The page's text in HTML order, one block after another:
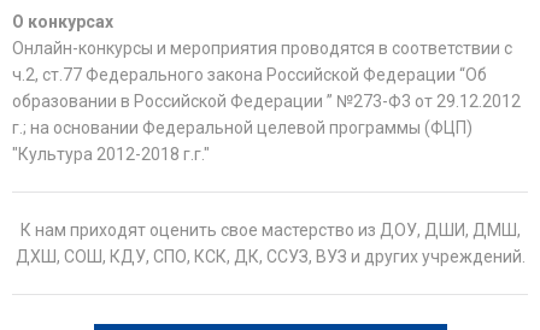
О конкурсах
Онлайн-конкурсы и мероприятия проводятся в соответствии с
ч.2, ст.77 Федерального закона Российской Федерации “Об
образовании в Российской Федерации ” №273-Ф3 от 29.12.2012
г.; на основании Федеральной целевой программы (ФЦП)
"Культура 2012-2018 г.г."
К нам приходят оценить свое мастерство из ДОУ, ДШИ, ДМШ,
ДХШ, СОШ, КДУ, СПО, КСК, ДК, ССУЗ, ВУЗ и других учреждений.